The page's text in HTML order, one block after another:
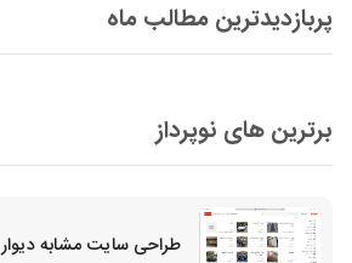
پربازدیدترین مطالب ماه
برترین های نوپرداز
طراحی سایت مشابه دیوار